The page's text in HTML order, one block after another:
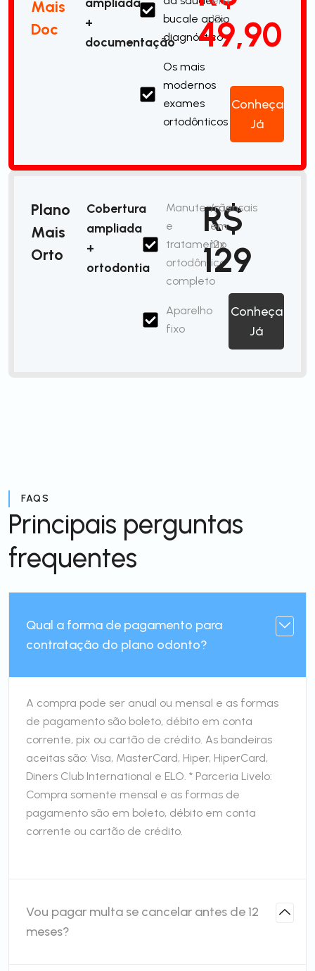
Mais
Doc
+
documentação
bucale apoio
diagnóstico
Os mais
modernos
exames
ortodônticos
49,90
12x
Conheça
Já
Plano
Mais
Orto
Cobertura
ampliada
+
ortodontia
Manutenção
e
tratamento
ortodôntico
completo
Aparelho
fixo
R$
129
/mensais
em
12x
Conheça
Já
FAQS
Principais perguntas
frequentes
Qual a forma de pagamento para
contratação do plano odonto?
A compra pode ser anual ou mensal e as formas
de pagamento são boleto, débito em conta
corrente, pix ou cartão de crédito. As bandeiras
aceitas são: Visa, MasterCard, Hiper, HiperCard,
Diners Club International e ELO. * Parceria Livelo:
Compra somente mensal e as formas de
pagamento são em boleto, débito em conta
corrente ou cartão de crédito.
Vou pagar multa se cancelar antes de 12
meses?